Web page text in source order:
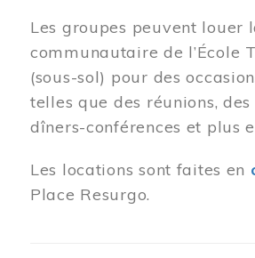
Les groupes peuvent louer
communautaire de l’École
(sous-sol) pour des
telles que des réunions,
dîners-conférences et plus
Les locations sont faites en
Place Resurgo.